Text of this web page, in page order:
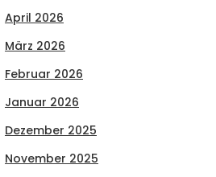
April 2026
März 2026
Februar 2026
Januar 2026
Dezember 2025
November 2025